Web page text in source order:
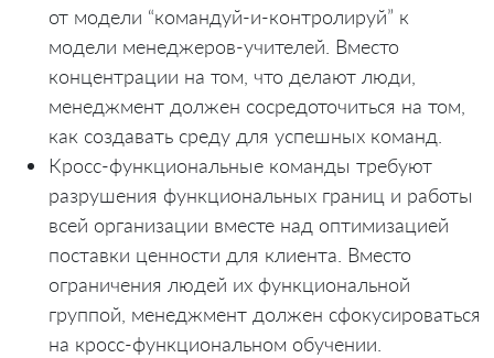
от модели “командуй-и-контролируй” к
модели менеджеров-учителей. Вместо
концентрации на том, что делают люди,
менеджмент должен сосредоточиться на том,
как создавать среду для успешных команд.
Кросс-функциональные команды требуют
разрушения функциональных границ и работы
всей организации вместе над оптимизацией
поставки ценности для клиента. Вместо
ограничения людей их функциональной
группой, менеджмент должен сфокусироваться
на кросс-функциональном обучении.